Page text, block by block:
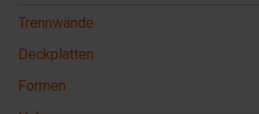
Trennwände
Deckplatten
Formen